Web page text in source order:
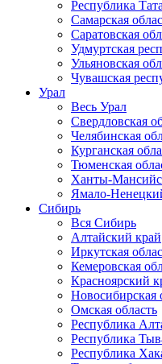
Республика
Самарская
Саратовская
Удмуртская
Ульяновская
Чувашская
Урал
Весь Урал
Свердловская
Челябинская
Курганская
Тюменская
Ханты-
Ямало-
Сибирь
Вся Сибирь
Алтайский край
Иркутская
Кемеровская
Красноярский
Новосибирская
Омская область
Республика
Республика
Республика